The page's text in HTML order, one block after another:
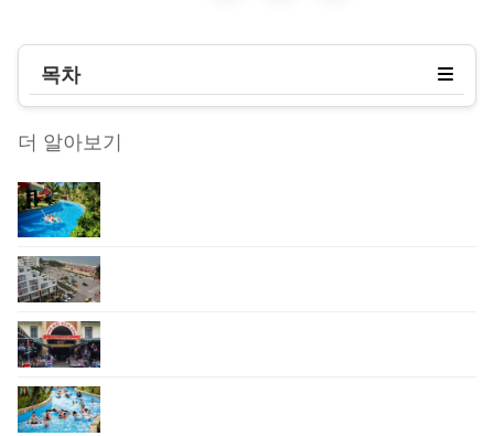
목차
더 알아보기